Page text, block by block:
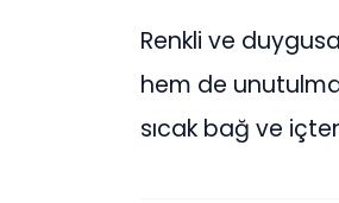
Renkli ve
hem de
sıcak bağ ve